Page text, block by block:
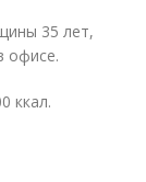
35 лет,
офисе.
ккал.